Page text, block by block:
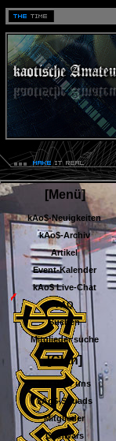
[Menü]
kAo$-Neuigkeiten
kAo$-Archiv
Artikel
Event-Kalender
kAo$ Live-Chat
FAQ
Suchen
Mitglieder suche
[Clan]
Wir über uns
kAo$-Squads
Mitglieder
Clanwars